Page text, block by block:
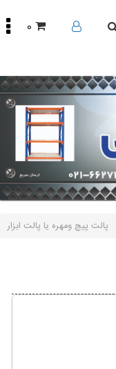
0
پالت پیچ ومهره یا پالت ابزار